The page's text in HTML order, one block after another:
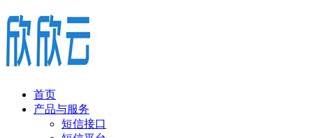
首页
产品与服务
短信接口